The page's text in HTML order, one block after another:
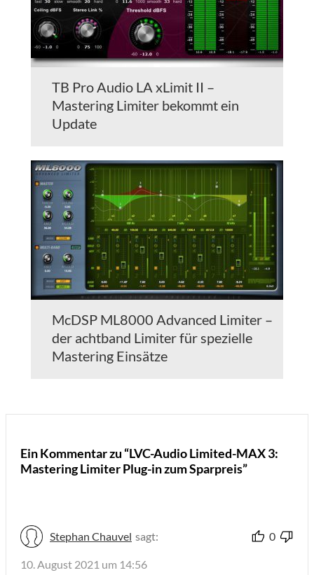
TB Pro Audio LA xLimit II –
Mastering Limiter bekommt ein
Update
McDSP ML8000 Advanced Limiter –
der achtband Limiter für spezielle
Mastering Einsätze
Ein Kommentar zu “LVC-Audio Limited-MAX 3:
Mastering Limiter Plug-in zum Sparpreis”
Stephan Chauvel sagt: 0
10. August 2021 um 14:56